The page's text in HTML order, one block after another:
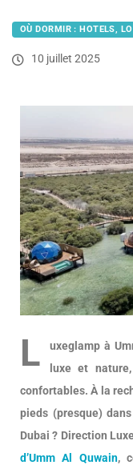
OÙ DORMIR : HOTELS,
10 juillet 2025
L
uxeglamp à
luxe et
confortables. À la
pieds (presque)
Dubai ? Direction
d’Umm Al Quwain,